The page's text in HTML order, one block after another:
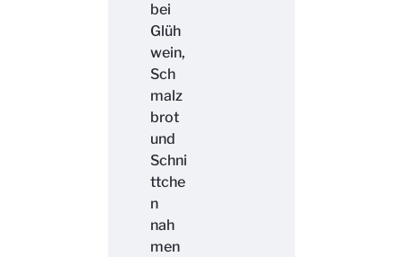
bei
Glüh
wein,
Sch
malz
brot
und
Schni
ttche
n
nah
men